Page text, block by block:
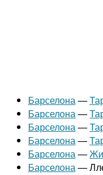
Барселона—
Барселона—
Барселона—
Барселона—
Барселона—
Барселона—